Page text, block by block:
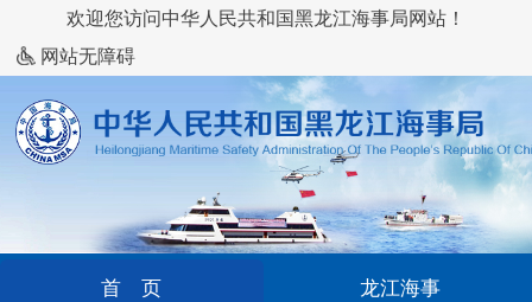
欢迎您访问中华人民共和国黑龙江海事局网站！
网站无障碍
首 页 龙江海事